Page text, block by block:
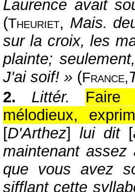
Laurence avait
(Theuriet, Mais.
sur la croix, les
plainte;
J'ai soif! » (France,
2.
Littér.
Faire
mélodieux,
[D'Arthez] lui dit [
maintenant
que vous avez
sifflant cette